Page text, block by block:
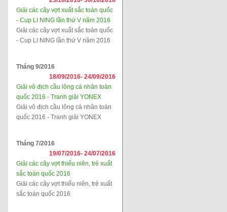
Giải các cây vợt xuất sắc toàn quốc
- Cup LI NING lần thứ V năm 2016
Giải các cây vợt xuất sắc toàn quốc
- Cup LI NING lần thứ V năm 2016
Tháng 9/2016
18/09/2016- 24/09/2016
Giải vô địch cầu lông cá nhân toàn
quốc 2016 - Tranh giải YONEX
Giải vô địch cầu lông cá nhân toàn
quốc 2016 - Tranh giải YONEX
Tháng 7/2016
19/07/2016- 24/07/2016
Giải các cây vợt thiếu niên, trẻ xuất
sắc toàn quốc 2016
Giải các cây vợt thiếu niên, trẻ xuất
sắc toàn quốc 2016